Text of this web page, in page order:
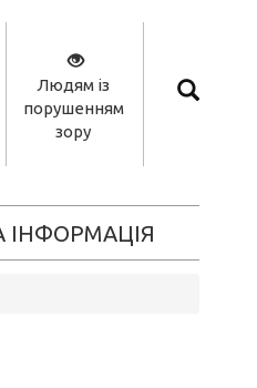
Людям із
порушенням
зору
ІНФОРМАЦІЯ